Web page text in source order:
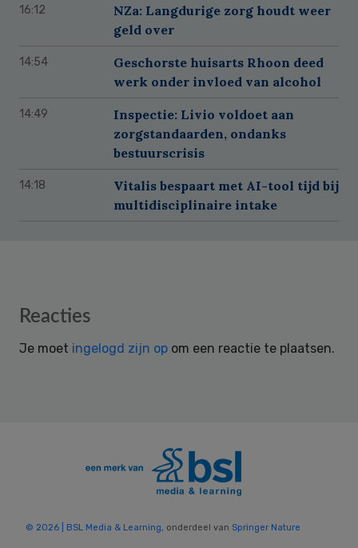
16:12
NZa: Langdurige zorg houdt weer
geld over
14:54
Geschorste huisarts Rhoon deed
werk onder invloed van alcohol
14:49
Inspectie: Livio voldoet aan
zorgstandaarden, ondanks
bestuurscrisis
14:18
Vitalis bespaart met AI-tool tijd bij
multidisciplinaire intake
Reader
Reacties
Je moet ingelogd zijn op om een reactie te plaatsen.
© 2026 | BSL Media & Learning, onderdeel van Springer Nature